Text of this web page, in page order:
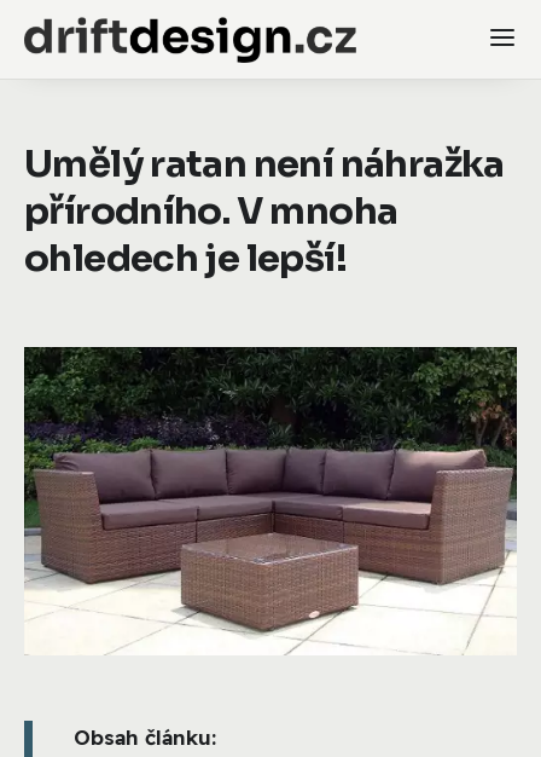
Umělý ratan není náhražka
přírodního. V mnoha
ohledech je lepší!
Obsah článku: